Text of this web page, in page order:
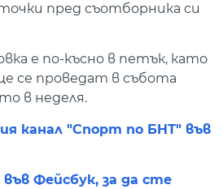
пред съотборника си
е по-късно в петък, като
се проведат в събота
в неделя.
канал "Спорт по БНТ" във
Фейсбук, за да сте